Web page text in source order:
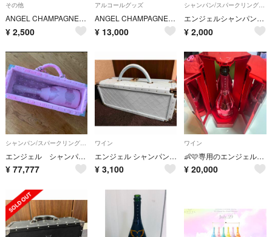
その他
ANGEL CHAMPAGNE ブルー 空ボトル ケース付き
¥ 2,500
アルコールグッズ
ANGEL CHAMPAGNE エンジェル 空箱 ブラック2個 ブルー1個
¥ 13,000
シャンパン/スパークリングワイン
エンジェルシャンパン ピンク 空箱
¥ 2,000
エンジェル シャンパン ピンク 750ml
¥ 77,777
ワイン
エンジェル シャンパン ドゥミ セック 750ml
¥ 3,100
ワイン
👶🩷専用のエンジェルヴィンテージ五点セット
¥ 20,000